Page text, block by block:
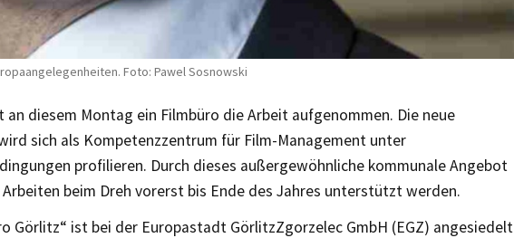
Foto: Pawel Sosnowski
an diesem Montag ein Filmbüro die Arbeit aufgenommen. Die neue
sich als Kompetenzzentrum für Film-Management unter
profilieren. Durch dieses außergewöhnliche kommunale Angebot
beim Dreh vorerst bis Ende des Jahres unterstützt werden.
Görlitz“ ist bei der Europastadt GörlitzZgorzelec GmbH (EGZ) angesiedelt